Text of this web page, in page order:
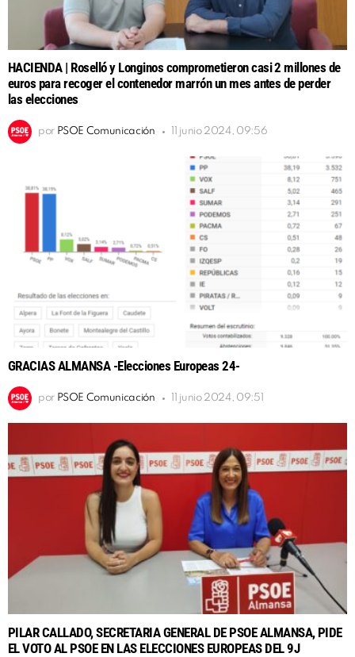
HACIENDA | Roselló y Longinos comprometieron casi 2 millones de
euros para recoger el contenedor marrón un mes antes de perder
las elecciones
por PSOE Comunicación 11 junio 2024, 09:56
GRACIAS ALMANSA -Elecciones Europeas 24-
por PSOE Comunicación 11 junio 2024, 09:51
PILAR CALLADO, SECRETARIA GENERAL DE PSOE ALMANSA, PIDE
EL VOTO AL PSOE EN LAS ELECCIONES EUROPEAS DEL 9J